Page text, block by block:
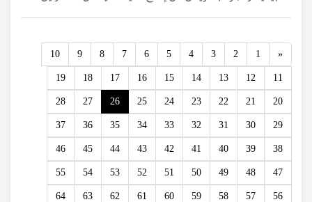
«
Previous
1
2
3
4
5
6
7
8
9
10
11
12
13
14
15
16
17
18
19
20
21
22
23
24
25
26
27
28
29
30
31
32
33
34
35
36
37
38
39
40
41
42
43
44
45
46
47
48
49
50
51
52
53
54
55
56
57
58
59
60
61
62
63
64